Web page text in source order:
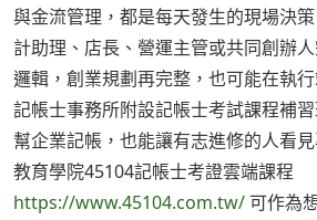
與金流管理，都是每天發生的現場決
計助理、店長、營運主管或共同創辦
邏輯，創業規劃再完整，也可能在執
記帳士事務所附設記帳士考試課程補
幫企業記帳，也能讓有志進修的人看
教育學院45104記帳士考證雲端課程
https://www.45104.com.tw/ 可作為